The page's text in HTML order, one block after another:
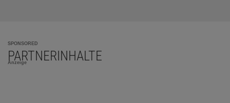
SPONSORED
PARTNERINHALTE
Anzeige